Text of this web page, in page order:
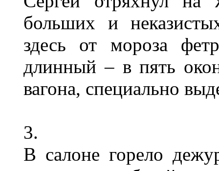
больших и
здесь от мороза
длинный – в пять
вагона, специально
3.
В салоне горело